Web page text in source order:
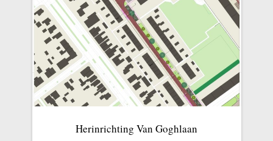
Herinrichting Van Goghlaan